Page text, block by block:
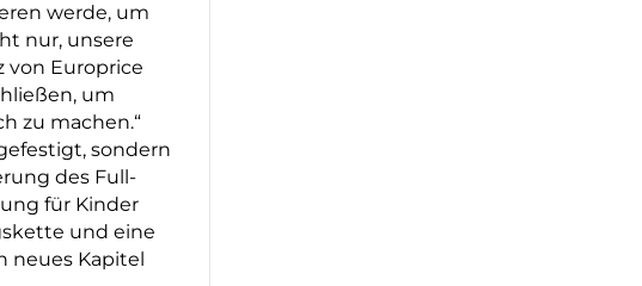
werde, um
nur, unsere
von Europrice
um
zu machen.“
sondern
des Full-
für Kinder
und eine
neues Kapitel